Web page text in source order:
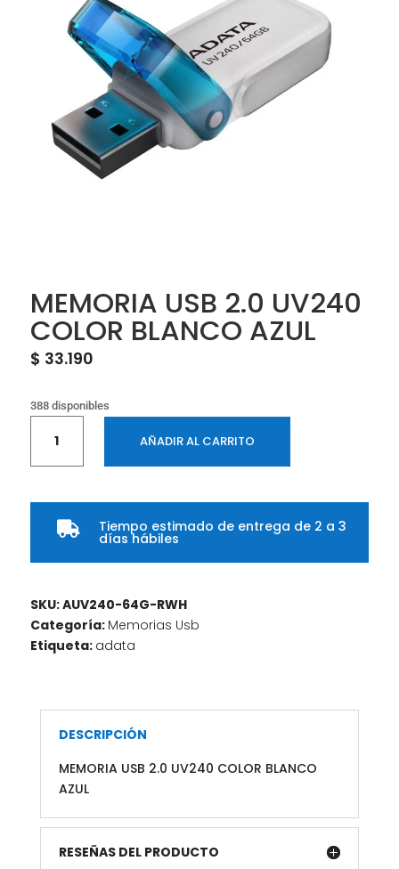
MEMORIA USB 2.0 UV240
COLOR BLANCO AZUL
$ 33.190
388 disponibles
2.0
COLOR
BLANCO
cantidad
AÑADIR AL CARRITO
 Tiempo estimado de entrega de 2 a 3
días hábiles
SKU:AUV240-64G-RWH
Categoría: Memorias Usb
Etiqueta: adata
DESCRIPCIÓN
MEMORIA USB 2.0 UV240 COLOR BLANCO
AZUL
RESEÑAS DEL PRODUCTO